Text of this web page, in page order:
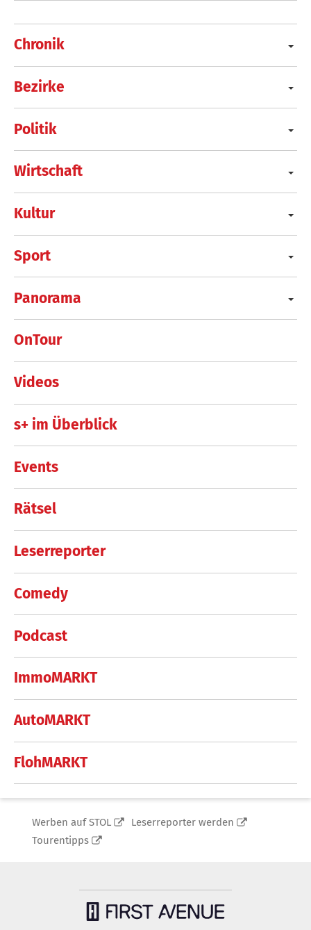
Chronik
Bezirke
Politik
Wirtschaft
Kultur
Sport
Panorama
OnTour
Videos
s+ im Überblick
Events
Rätsel
Leserreporter
Comedy
Podcast
ImmoMARKT
AutoMARKT
FlohMARKT
Werben auf STOL
Leserreporter werden
Tourentipps